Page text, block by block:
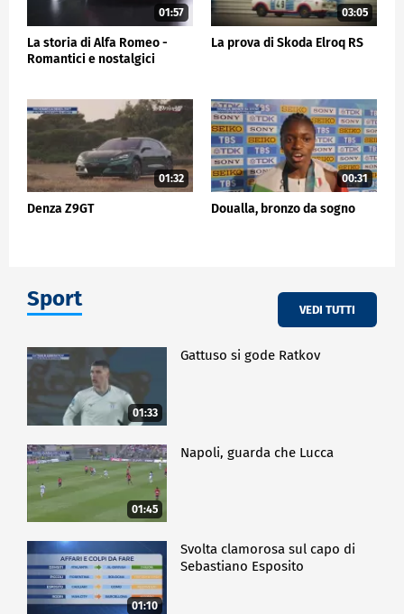
01:57
La storia di Alfa Romeo -
Romantici e nostalgici
03:05
La prova di Skoda Elroq RS
01:32
Denza Z9GT
00:31
Doualla, bronzo da sogno
Sport VEDI TUTTI
01:33
Gattuso si gode Ratkov
01:45
Napoli, guarda che Lucca
01:10
Svolta clamorosa sul capo di
Sebastiano Esposito